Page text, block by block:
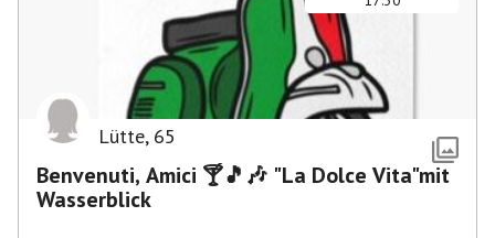
Lütte, 65
Benvenuti, Amici 🍸🎵🎶 "La Dolce Vita"mit
Wasserblick